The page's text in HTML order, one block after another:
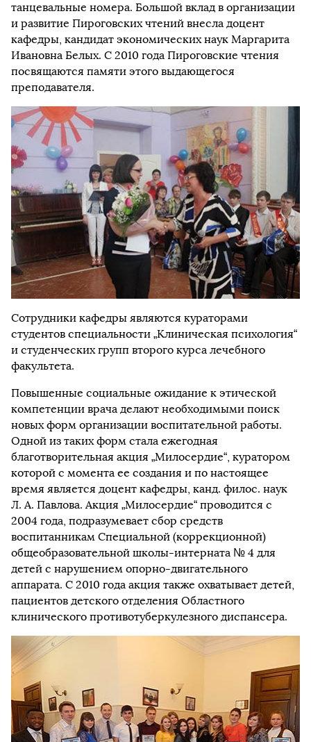
танцевальные номера. Большой вклад в организации
и развитие Пироговских чтений внесла доцент
кафедры, кандидат экономических наук Маргарита
Ивановна Белых. С 2010 года Пироговские чтения
посвящаются памяти этого выдающегося
преподавателя.
Сотрудники кафедры являются кураторами
студентов специальности „Клиническая психология“
и студенческих групп второго курса лечебного
факультета.
Повышенные социальные ожидание к этической
компетенции врача делают необходимыми поиск
новых форм организации воспитательной работы.
Одной из таких форм стала ежегодная
благотворительная акция „Милосердие“, куратором
которой с момента ее создания и по настоящее
время является доцент кафедры, канд. филос. наук
Л. А. Павлова. Акция „Милосердие“ проводится с
2004 года, подразумевает сбор средств
воспитанникам Специальной (коррекционной)
общеобразовательной школы-интерната № 4 для
детей с нарушением опорно-двигательного
аппарата. С 2010 года акция также охватывает детей,
пациентов детского отделения Областного
клинического противотуберкулезного диспансера.